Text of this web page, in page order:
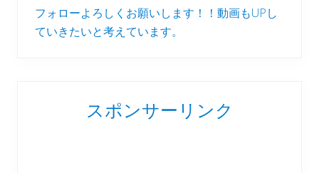
フォローよろしくお願いします！！動画もUPし
ていきたいと考えています。
スポンサーリンク